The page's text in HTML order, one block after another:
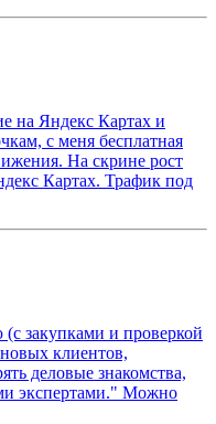
на Яндекс Картах и
с меня бесплатная
На скрине рост
Картах. Трафик под
закупками и проверкой
клиентов,
деловые знакомства,
экспертами." Можно